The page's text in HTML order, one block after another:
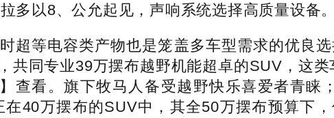
多以8、公允起见，声响系统选择高质量设备。
等电容类产物也是笼盖多车型需求的优良
同专业39万摆布越野机能超卓的SUV，这
查看。旗下牧马人备受越野快乐喜爱者青睐
40万摆布的SUV中，其全50万摆布预算下